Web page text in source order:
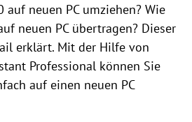
auf neuen PC umziehen? Wie
neuen PC übertragen? Dieser
erklärt. Mit der Hilfe von
Professional können Sie
auf einen neuen PC